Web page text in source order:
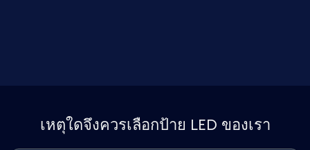
เหตุใดจึงควรเลือกป้าย LED ของเรา